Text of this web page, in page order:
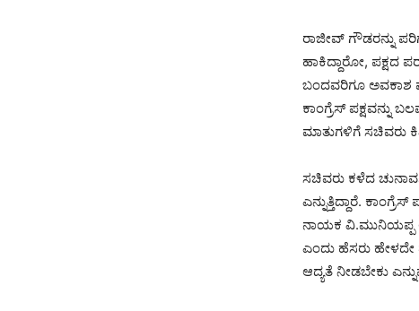
ರಾಜೀವ್ ಗೌಡರನ್ನು
ಹಾಕಿದ್ದಾರೋ, ಪಕ್ಷದ
ಬಂದವರಿಗೂ ಅವಕಾಶ
ಕಾಂಗ್ರೆಸ್ ಪಕ್ಷವನ್ನು
ಮಾತುಗಳಿಗೆ ಸಚಿವರು
ಸಚಿವರು ಕಳೆದ
ಎನ್ನುತ್ತಿದ್ದಾರೆ.
ನಾಯಕ ವಿ.ಮುನಿಯಪ್ಪ
ಎಂದು ಹೆಸರು ಹೇಳದೇ
ಆದ್ಯತೆ ನೀಡಬೇಕು